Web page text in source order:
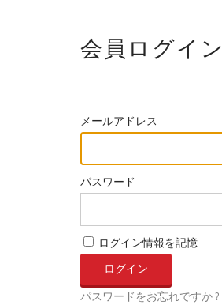
会員ログイン
メールアドレス
パスワード
ログイン情報を記憶
パスワードをお忘れですか ?